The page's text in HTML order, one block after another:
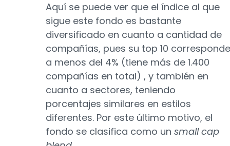
Aquí se puede ver que el índice al que
sigue este fondo es bastante
diversificado en cuanto a cantidad de
compañías, pues su top 10 corresponde
a menos del 4% (tiene más de 1.400
compañías en total) , y también en
cuanto a sectores, teniendo
porcentajes similares en estilos
diferentes. Por este último motivo, el
fondo se clasifica como un small cap